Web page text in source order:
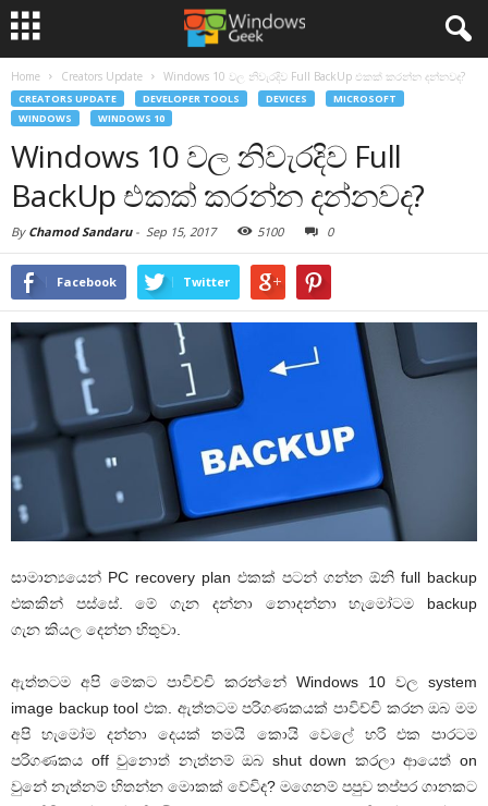
Home Creators Update Windows 10 වල නිවැරදිව Full BackUp එකක් කරන්න දන්නවද?
CREATORS UPDATE DEVELOPER TOOLS DEVICES
MICROSOFT
WINDOWS
WINDOWS 10
Windows 10 වල නිවැරදිව Full
BackUp එකක් කරන්න දන්නවද?
By Chamod Sandaru- Sep 15, 2017 5100 0
Facebook Twitter
සාමාන්‍යයෙන් PC recovery plan එකක් පටන් ගන්න ඕනි full backup
එකකින් පස්සේ. මේ ගැන දන්නා නොදන්නා හැමෝටම backup
ගැන කියල දෙන්න හිතුවා.
ඇත්තටම අපි මේකට පාවිච්චි කරන්නේ Windows 10 වල system
image backup tool එක. ඇත්තටම පරිගණකයක් පාවිච්චි කරන ඔබ මම
අපි හැමෝම දන්නා දෙයක් තමයි කොයි වෙලේ හරි එක පාරටම
පරිගණකය off වුනොත් නැත්නම් ඔබ shut down කරලා ආයෙත් on
වුනේ නැත්නම් හිතන්න මොකක් වේවිද? මගෙනම් පපුව තප්පර ගානකට